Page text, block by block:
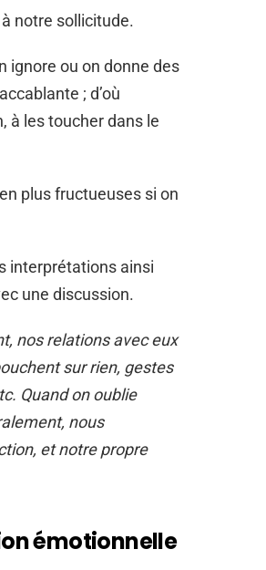
notre sollicitude.
ignore ou on donne des
; d’où
à les toucher dans le
plus fructueuses si on
interprétations ainsi
une discussion.
nos relations avec eux
sur rien, gestes
Quand on oublie
nous
et notre propre
émotionnelle